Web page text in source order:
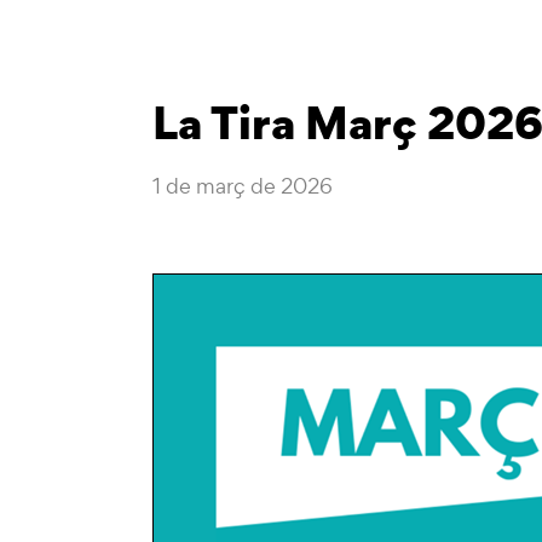
La Tira Març 2026
1 de març de 2026